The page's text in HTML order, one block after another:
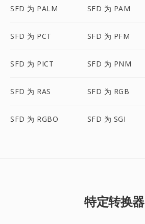
SFD 为 PALM SFD 为 PAM
SFD 为 PCT SFD 为 PFM
SFD 为 PICT SFD 为 PNM
SFD 为 RAS SFD 为 RGB
SFD 为 RGBO SFD 为 SGI
特定转换器